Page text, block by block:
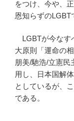
をつけ、今や、
恩知らずのLGBT
LGBTが今なす
大原則「運命の
朋美/馳浩/立憲民
用し、日本国解
としているが、
である。